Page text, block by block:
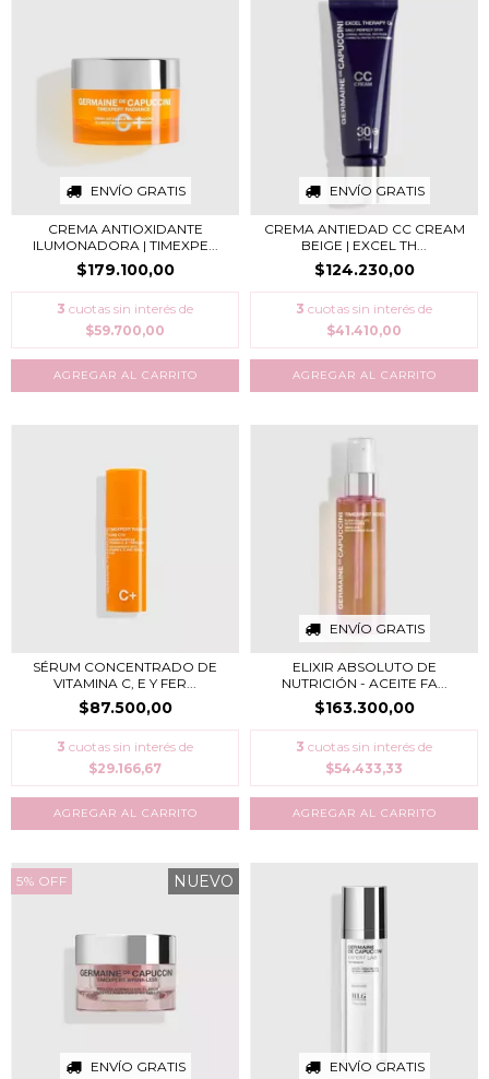
ENVÍO GRATIS
CREMA ANTIOXIDANTE
ILUMONADORA | TIMEXPE...
$179.100,00
3 cuotas sin interés de
$59.700,00
ENVÍO GRATIS
CREMA ANTIEDAD CC CREAM
BEIGE | EXCEL TH...
$124.230,00
3 cuotas sin interés de
$41.410,00
SÉRUM CONCENTRADO DE
VITAMINA C, E Y FER...
$87.500,00
3 cuotas sin interés de
$29.166,67
ENVÍO GRATIS
ELIXIR ABSOLUTO DE
NUTRICIÓN - ACEITE FA...
$163.300,00
3 cuotas sin interés de
$54.433,33
5% OFF
ENVÍO GRATIS
NUEVO
ENVÍO GRATIS